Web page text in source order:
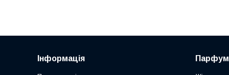
Інформація